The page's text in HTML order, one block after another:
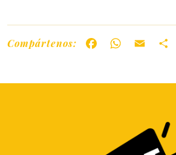
Compártenos: FacebookWhatsApp
Email